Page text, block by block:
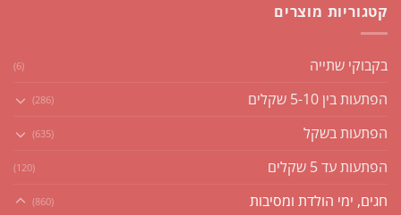
קטגוריות מוצרים
בקבוקי שתייה (6)
הפתעות בין 5-10 שקלים (286)
הפתעות בשקל (635)
הפתעות עד 5 שקלים (120)
חגים, ימי הולדת ומסיבות (860)